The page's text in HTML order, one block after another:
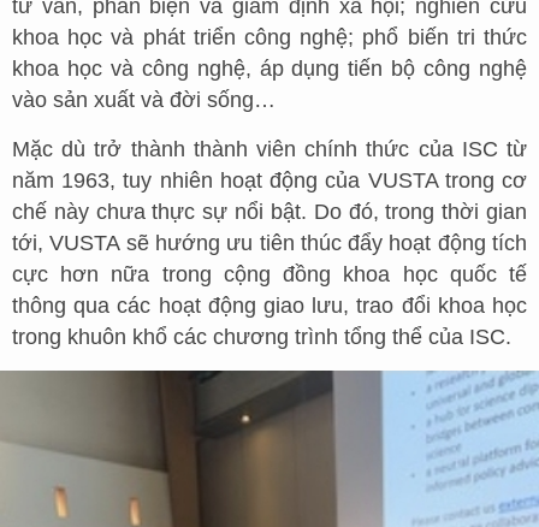
tư vấn, phản biện và giám định xã hội; nghiên cứu
khoa học và phát triển công nghệ; phổ biến tri thức
khoa học và công nghệ, áp dụng tiến bộ công nghệ
vào sản xuất và đời sống…
Mặc dù trở thành thành viên chính thức của ISC từ
năm 1963, tuy nhiên hoạt động của VUSTA trong cơ
chế này chưa thực sự nổi bật. Do đó, trong thời gian
tới, VUSTA sẽ hướng ưu tiên thúc đẩy hoạt động tích
cực hơn nữa trong cộng đồng khoa học quốc tế
thông qua các hoạt động giao lưu, trao đổi khoa học
trong khuôn khổ các chương trình tổng thể của ISC.